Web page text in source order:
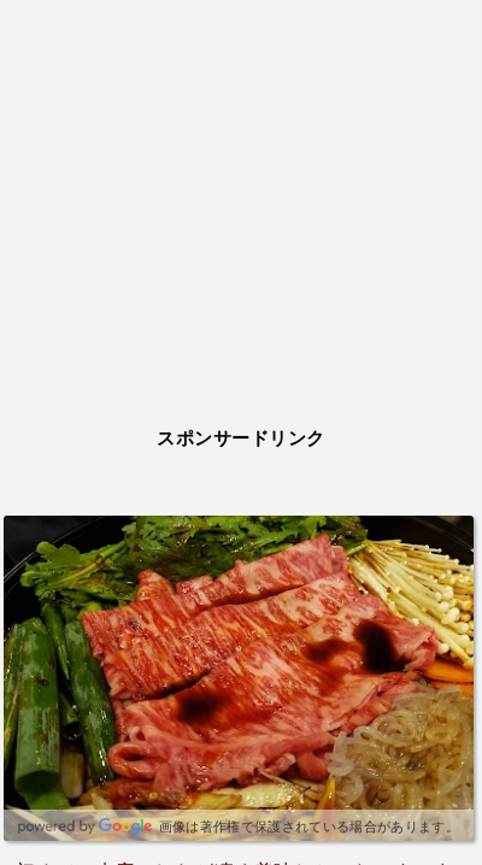
スポンサードリンク
画像は著作権で保護されている場合があります。